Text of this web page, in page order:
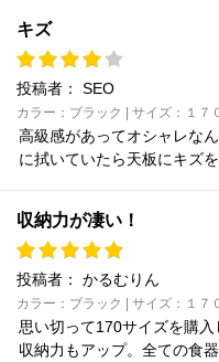
キズ
投稿者： SEO
カラー：ブラック | サイズ：１７
高級感があってオシャレな
に拭いていたら天板にキズ
収納力が凄い！
投稿者： かるむりん
カラー：ブラック | サイズ：１７
思い切って170サイズを購
収納力もアップ。全ての食